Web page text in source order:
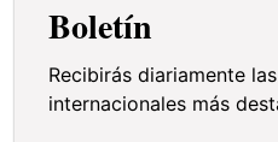
Boletín
Recibirás diariamente
internacionales más